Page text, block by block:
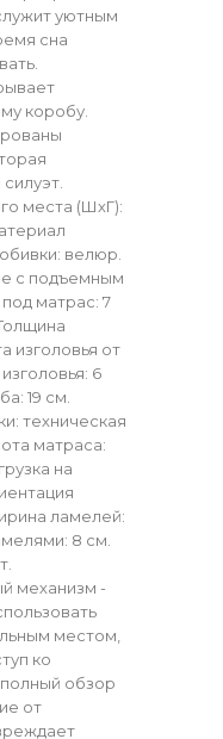
уютным
сна
коробу.
места (ШхГ):
велюр.
с подъемным
матрас: 7
изголовья от
6
19 см.
техническая
матраса:
на
ламелей:
8 см.
механизм -
местом,
ко
обзор
от